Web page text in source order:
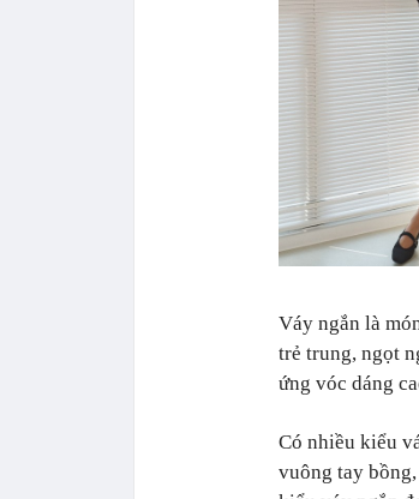
Váy ngắn là
trẻ trung, ngọt
ứng vóc dáng
Có nhiều kiểu
vuông tay